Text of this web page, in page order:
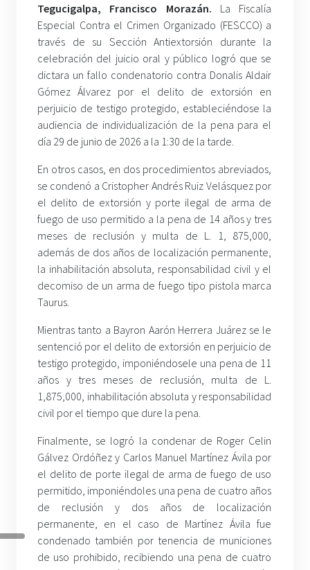
Tegucigalpa, Francisco Morazán. La Fiscalía
Especial Contra el Crimen Organizado (FESCCO) a
través de su Sección Antiextorsión durante la
celebración del juicio oral y público logró que se
dictara un fallo condenatorio contra Donalis Aldair
Gómez Álvarez por el delito de extorsión en
perjuicio de testigo protegido, estableciéndose la
audiencia de individualización de la pena para el
día 29 de junio de 2026 a la 1:30 de la tarde.
En otros casos, en dos procedimientos abreviados,
se condenó a Cristopher Andrés Ruiz Velásquez por
el delito de extorsión y porte ilegal de arma de
fuego de uso permitido a la pena de 14 años y tres
meses de reclusión y multa de L. 1, 875,000,
además de dos años de localización permanente,
la inhabilitación absoluta, responsabilidad civil y el
decomiso de un arma de fuego tipo pistola marca
Taurus.
Mientras tanto a Bayron Aarón Herrera Juárez se le
sentenció por el delito de extorsión en perjuicio de
testigo protegido, imponiéndosele una pena de 11
años y tres meses de reclusión, multa de L.
1,875,000, inhabilitación absoluta y responsabilidad
civil por el tiempo que dure la pena.
Finalmente, se logró la condenar de Roger Celin
Gálvez Ordóñez y Carlos Manuel Martínez Ávila por
el delito de porte ilegal de arma de fuego de uso
permitido, imponiéndoles una pena de cuatro años
de reclusión y dos años de localización
permanente, en el caso de Martínez Ávila fue
condenado también por tenencia de municiones
de uso prohibido, recibiendo una pena de cuatro